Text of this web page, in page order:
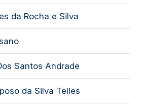
da Rocha e Silva
Santos Andrade
da Silva Telles